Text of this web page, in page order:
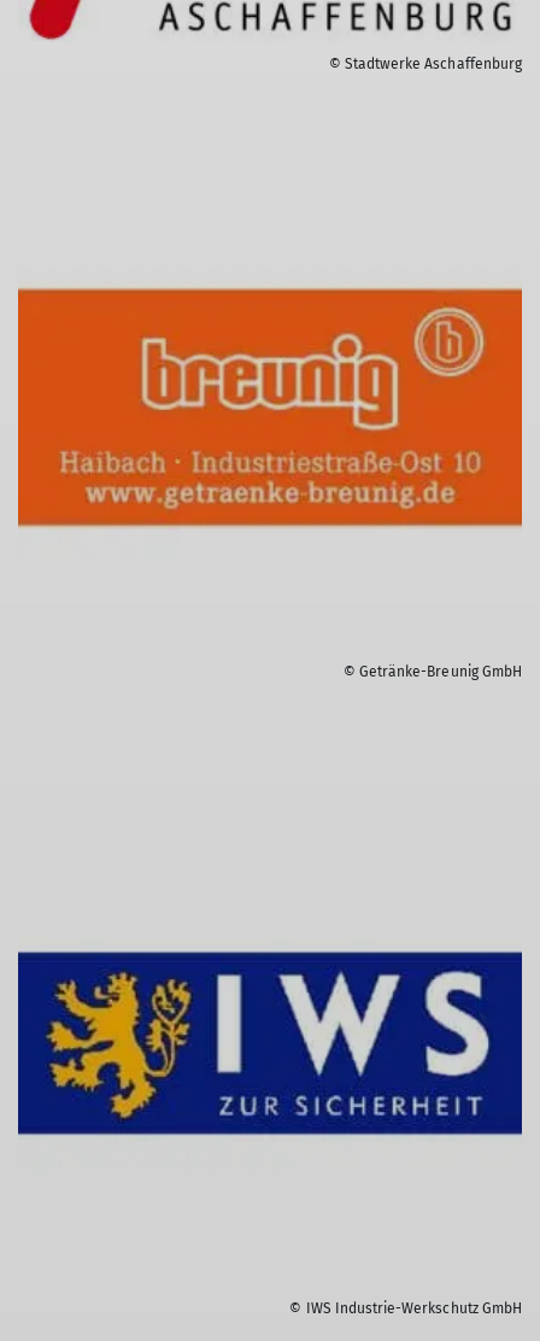
© Stadtwerke Aschaffenburg
© Getränke-Breunig GmbH
© IWS Industrie-Werkschutz GmbH